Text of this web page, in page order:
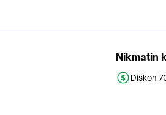
Nikmatin
Diskon